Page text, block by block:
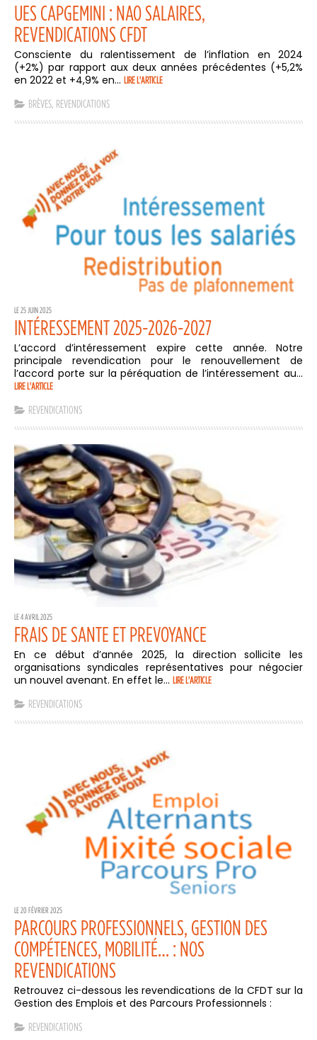
UES CAPGEMINI : NAO SALAIRES,
REVENDICATIONS CFDT
Consciente du ralentissement de l’inflation en 2024
(+2%) par rapport aux deux années précédentes (+5,2%
en 2022 et +4,9% en... LIRE L'ARTICLE
BRÈVES REVENDICATIONS
LE 25 JUIN 2025
INTÉRESSEMENT 2025-2026-2027
L’accord d’intéressement expire cette année. Notre
principale revendication pour le renouvellement de
l’accord porte sur la péréquation de l’intéressement au...
LIRE L'ARTICLE
REVENDICATIONS
LE 4 AVRIL 2025
FRAIS DE SANTE ET PREVOYANCE
En ce début d’année 2025, la direction sollicite les
organisations syndicales représentatives pour négocier
un nouvel avenant. En effet le... LIRE L'ARTICLE
REVENDICATIONS
LE 20 FÉVRIER 2025
PARCOURS PROFESSIONNELS, GESTION DES
COMPÉTENCES, MOBILITÉ… : NOS
REVENDICATIONS
Retrouvez ci-dessous les revendications de la CFDT sur la
Gestion des Emplois et des Parcours Professionnels :
REVENDICATIONS